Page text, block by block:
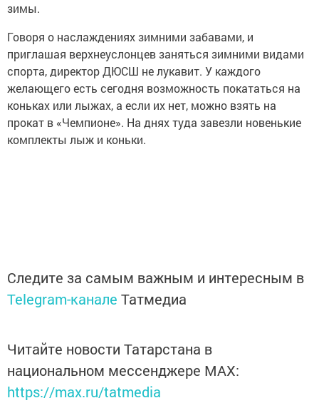
зимы.
Говоря о наслаждениях зимними забавами, и
приглашая верхнеуслонцев заняться зимними видами
спорта, директор ДЮСШ не лукавит. У каждого
желающего есть сегодня возможность покататься на
коньках или лыжах, а если их нет, можно взять на
прокат в «Чемпионе». На днях туда завезли новенькие
комплекты лыж и коньки.
Следите за самым важным и интересным в
Telegram-канале Татмедиа
Читайте новости Татарстана в
национальном мессенджере MАХ:
https://max.ru/tatmedia